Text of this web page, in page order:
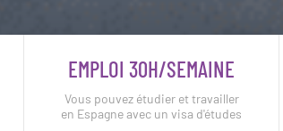
EMPLOI 30H/SEMAINE
Vous pouvez étudier et travailler
en Espagne avec un visa d'études